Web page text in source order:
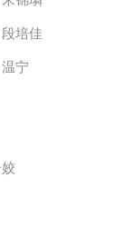
培佳
宁